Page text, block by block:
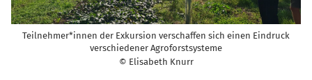
Teilnehmer*innen der Exkursion verschaffen sich einen Eindruck
verschiedener Agroforstsysteme
© Elisabeth Knurr